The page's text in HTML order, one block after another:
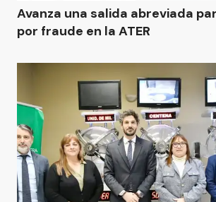
Avanza una salida abreviada
por fraude en la ATER